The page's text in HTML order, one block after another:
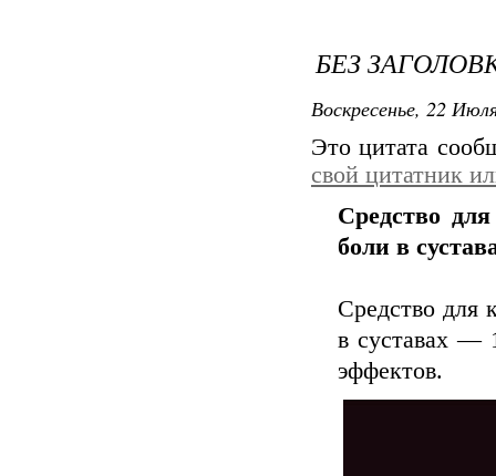
БЕЗ
Воскресенье, 22
Это цитата
свой цитатник
Средство
боли в
Средство для
в суставах —
эффектов.